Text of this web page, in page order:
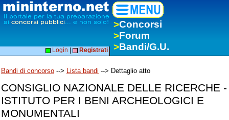
>Concorsi
>Forum
>Bandi/G.U.
Login Registrati
Bandi di concorso --> Lista bandi --> Dettaglio atto
CONSIGLIO NAZIONALE DELLE RICERCHE -
ISTITUTO PER I BENI ARCHEOLOGICI E
MONUMENTALI